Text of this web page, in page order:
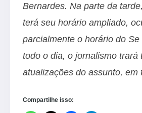
Bernardes. Na parte da
terá seu horário ampliado,
parcialmente o horário do
todo o dia, o jornalismo trará
atualizações do assunto, em
Compartilhe isso: